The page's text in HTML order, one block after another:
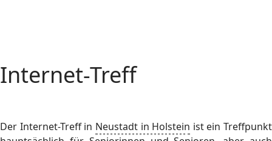
Internet-Treff
Der Internet-Treff in Neustadt in Holstein ist ein Treffpunkt